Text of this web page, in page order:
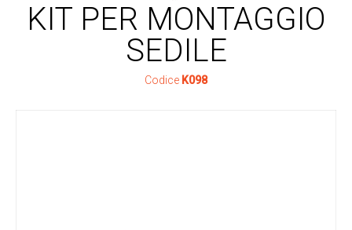
KIT PER MONTAGGIO
SEDILE
Codice K098